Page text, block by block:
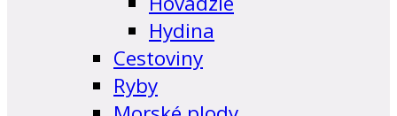
Hydina
Cestoviny
Ryby